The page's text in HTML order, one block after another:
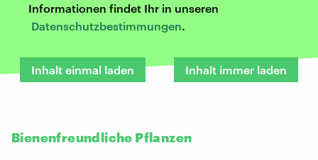
Informationen findet Ihr in unseren
Datenschutzbestimmungen.
Inhalt einmal laden Inhalt immer laden
Bienenfreundliche Pflanzen